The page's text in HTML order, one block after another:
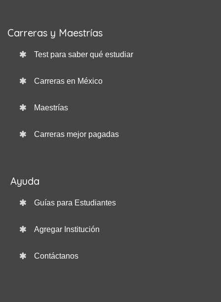
Carreras y Maestrías
Test para saber qué estudiar
Carreras en México
Maestrías
Carreras mejor pagadas
Ayuda
Guías para Estudiantes
Agregar Institución
Contáctanos